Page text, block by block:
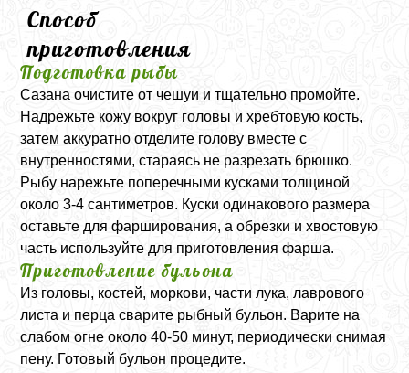
Способ
приготовления
Подготовка рыбы
Сазана очистите от чешуи и тщательно промойте.
Надрежьте кожу вокруг головы и хребтовую кость,
затем аккуратно отделите голову вместе с
внутренностями, стараясь не разрезать брюшко.
Рыбу нарежьте поперечными кусками толщиной
около 3-4 сантиметров. Куски одинакового размера
оставьте для фарширования, а обрезки и хвостовую
часть используйте для приготовления фарша.
Приготовление бульона
Из головы, костей, моркови, части лука, лаврового
листа и перца сварите рыбный бульон. Варите на
слабом огне около 40-50 минут, периодически снимая
пену. Готовый бульон процедите.